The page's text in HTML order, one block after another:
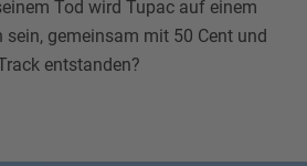
Tod wird Tupac auf einem
sein, gemeinsam mit 50 Cent und
entstanden?